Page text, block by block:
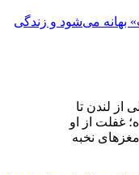
بهانه می‌شود و زندگی